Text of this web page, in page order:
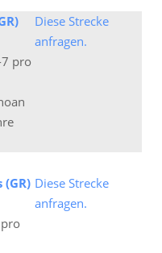
Diese Strecke
anfragen.
pro
(GR) Diese Strecke
anfragen.